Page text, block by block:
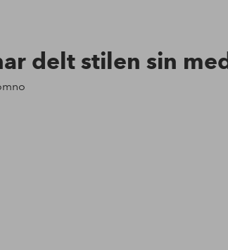
delt stilen sin med